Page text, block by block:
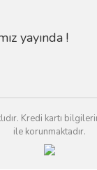
yayında !
Kredi kartı
ile korunmaktadır.